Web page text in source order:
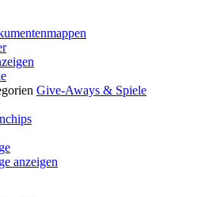
Give-Aways & Spiele
anzeigen